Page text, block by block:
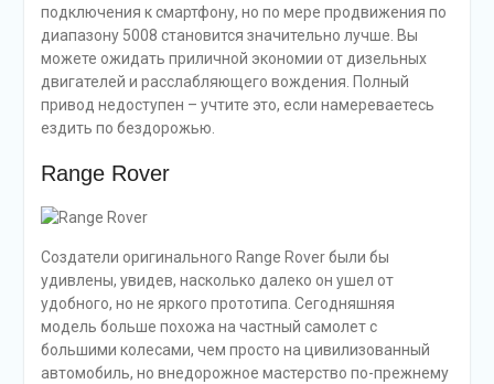
подключения к смартфону, но по мере продвижения по
диапазону 5008 становится значительно лучше. Вы
можете ожидать приличной экономии от дизельных
двигателей и расслабляющего вождения. Полный
привод недоступен – учтите это, если намереваетесь
ездить по бездорожью.
Range Rover
Создатели оригинального Range Rover были бы
удивлены, увидев, насколько далеко он ушел от
удобного, но не яркого прототипа. Сегодняшняя
модель больше похожа на частный самолет с
большими колесами, чем просто на цивилизованный
автомобиль, но внедорожное мастерство по-прежнему